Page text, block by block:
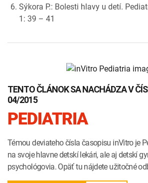
Sýkora P.: Bolesti hlavy u detí.
1: 39 – 41
TENTO ČLÁNOK SA NACHÁDZA V
04/2015
PEDIATRIA
Témou deviateho čísla časopisu inVitro je
na svoje hlavne detskí lekári, ale aj detskí
psychológovia. Opäť tu nájdete užitočné